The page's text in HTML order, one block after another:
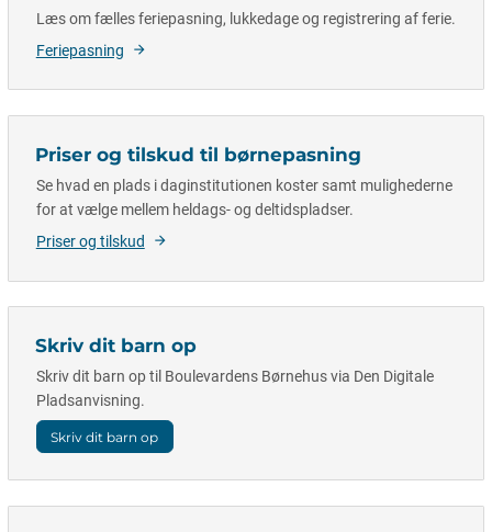
Læs om fælles feriepasning, lukkedage og registrering af ferie.
Feriepasning
Priser og tilskud til børnepasning
Se hvad en plads i daginstitutionen koster samt mulighederne
for at vælge mellem heldags- og deltidspladser.
Priser og tilskud
Skriv dit barn op
Skriv dit barn op til Boulevardens Børnehus via Den Digitale
Pladsanvisning.
Skriv dit barn op